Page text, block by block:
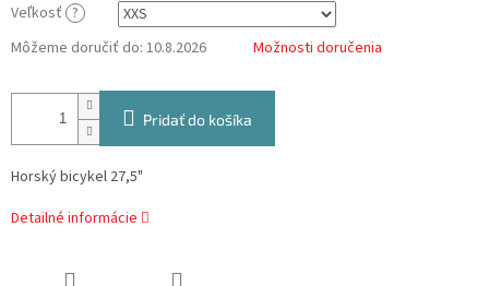
Veľkosť ?
Môžeme doručiť do: 10.8.2026 Možnosti doručenia
Pridať do košíka
Horský bicykel 27,5"
Detailné informácie